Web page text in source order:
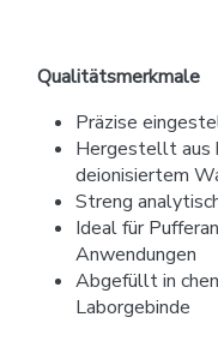
Qualitätsmerkmale
Präzise
Hergestellt aus
deionisiertem
Streng
Ideal für
Anwendungen
Abgefüllt in
Laborgebinde